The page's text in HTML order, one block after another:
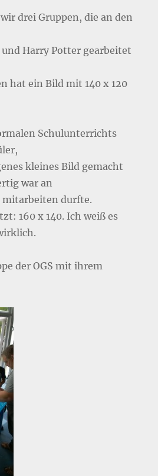
drei Gruppen, die an den
Harry Potter gearbeitet
hat ein Bild mit 140 x 120
Schulunterrichts
kleines Bild gemacht
war an
mitarbeiten durfte.
160 x 140. Ich weiß es
der OGS mit ihrem